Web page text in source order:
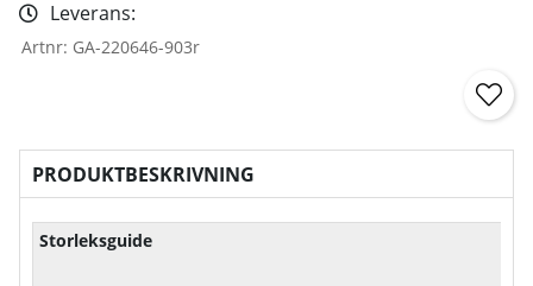
Leverans:
Artnr: GA-220646-903r
PRODUKTBESKRIVNING
Storleksguide